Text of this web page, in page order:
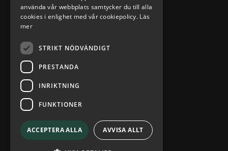
114 37 Stockholm
+46 8 58 80 95 00
Integritetspolicy
använda vår webbplats samtycker du till alla
cookies i enlighet med vår cookiepolicy. Läs
mer
STRIKT NÖDVÄNDIGT
PRESTANDA
INRIKTNING
FUNKTIONER
ACCEPTERA ALLA AVVISA ALLT